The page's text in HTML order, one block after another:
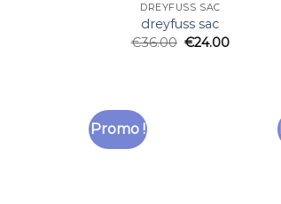
DREYFUSS SAC
dreyfuss sac
€36.00 €24.00
Promo !